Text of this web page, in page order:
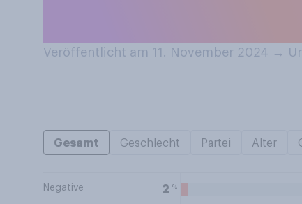
Veröffentlicht am 11. November 2024 →
Gesamt Geschlecht Partei Alter
Negative 2 %